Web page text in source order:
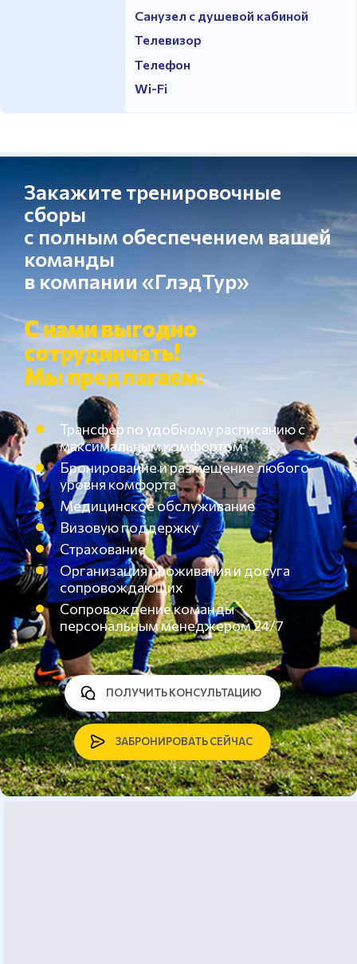
Санузел с душевой кабиной
Телевизор
Телефон
Wi-Fi
Закажите тренировочные
сборы
с полным обеспечением вашей
команды
в компании «ГлэдТур»
С нами выгодно
сотрудничать!
Мы предлагаем:
Трансфер по удобному расписанию с
максимальным комфортом
Бронирование и размещение любого
уровня комфорта
Медицинское обслуживание
Визовую поддержку
Страхование
Организация проживания и досуга
сопровождающих
Сопровождение команды
персональным менеджером 24/7
ЗАБРОНИРОВАТЬ СЕЙЧАС
ПОЛУЧИТЬ КОНСУЛЬТАЦИЮ